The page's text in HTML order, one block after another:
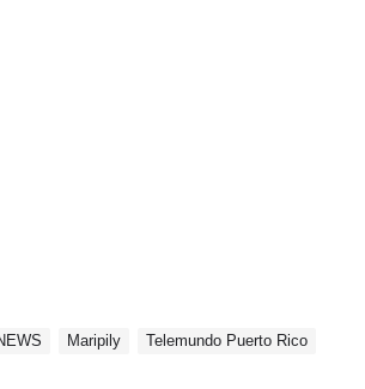
Maripily
Telemundo Puerto Rico